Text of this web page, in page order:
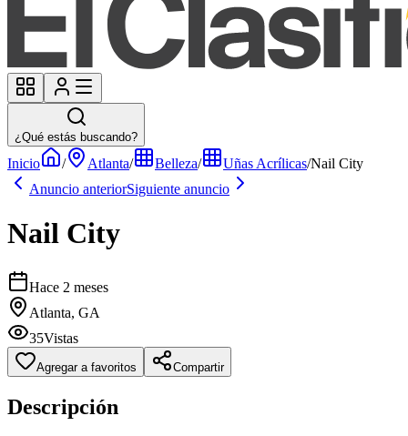
¿Qué estás buscando?
Inicio / Atlanta/ Belleza/ Uñas Acrílicas/Nail City
Anuncio anteriorSiguiente anuncio
Nail City
Hace 2 meses
Atlanta, GA
35Vistas
Agregar a favoritos Compartir
Descripción